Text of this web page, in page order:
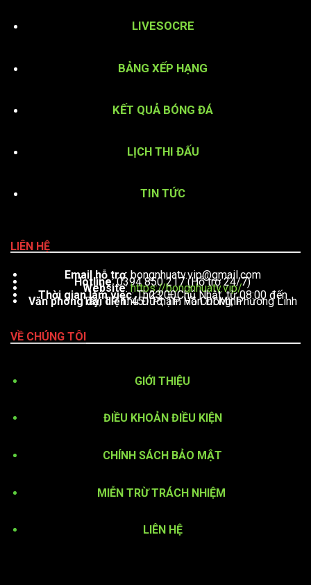
LIVESOCRE
BẢNG XẾP HẠNG
KẾT QUẢ BÓNG ĐÁ
LỊCH THI ĐẤU
TIN TỨC
LIÊN HỆ
Email hỗ trợ:bongnhuatv.vip@gmail.com
Hotline: 0394 850 217 (Hỗ trợ 24/7)
Website:https://bongnhuatv.vip/
Thời gian làm việc : Thứ 2 – Chủ Nhật, từ 08:00 đến 23:00
Văn phòng đại diện: 451 Phạm Văn Đồng, Phường Linh Tây, TP. Thủ Đức, TP. Hồ Chí Minh
VỀ CHÚNG TÔI
GIỚI THIỆU
ĐIỀU KHOẢN ĐIỀU KIỆN
CHÍNH SÁCH BẢO MẬT
MIỄN TRỪ TRÁCH NHIỆM
LIÊN HỆ